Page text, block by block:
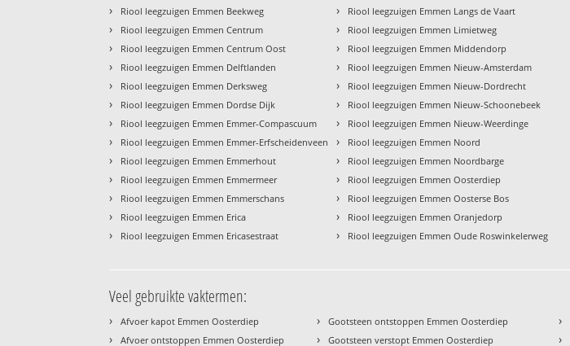
› Riool leegzuigen Emmen Beekweg
› Riool leegzuigen Emmen Centrum
› Riool leegzuigen Emmen Centrum Oost
› Riool leegzuigen Emmen Delftlanden
› Riool leegzuigen Emmen Derksweg
› Riool leegzuigen Emmen Dordse Dijk
› Riool leegzuigen Emmen Emmer-Compascuum
› Riool leegzuigen Emmen Emmer-Erfscheidenveen
› Riool leegzuigen Emmen Emmerhout
› Riool leegzuigen Emmen Emmermeer
› Riool leegzuigen Emmen Emmerschans
› Riool leegzuigen Emmen Erica
› Riool leegzuigen Emmen Ericasestraat
› Riool leegzuigen Emmen Langs de Vaart
› Riool leegzuigen Emmen Limietweg
› Riool leegzuigen Emmen Middendorp
› Riool leegzuigen Emmen Nieuw-Amsterdam
› Riool leegzuigen Emmen Nieuw-Dordrecht
› Riool leegzuigen Emmen Nieuw-Schoonebeek
› Riool leegzuigen Emmen Nieuw-Weerdinge
› Riool leegzuigen Emmen Noord
› Riool leegzuigen Emmen Noordbarge
› Riool leegzuigen Emmen Oosterdiep
› Riool leegzuigen Emmen Oosterse Bos
› Riool leegzuigen Emmen Oranjedorp
› Riool leegzuigen Emmen Oude Roswinkelerweg
Veel gebruikte vaktermen:
› Afvoer kapot Emmen Oosterdiep
› Afvoer ontstoppen Emmen Oosterdiep
› Gootsteen ontstoppen Emmen Oosterdiep
› Gootsteen verstopt Emmen Oosterdiep
›
›